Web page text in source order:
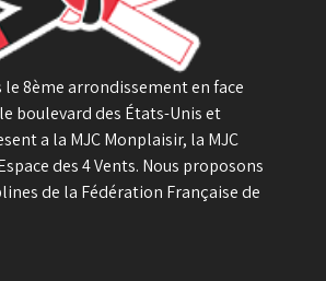
8ème arrondissement en face
boulevard des États-Unis et
a la MJC Monplaisir, la MJC
des 4 Vents. Nous proposons
de la Fédération Française de